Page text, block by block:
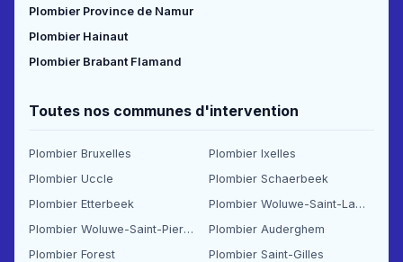
Plombier Province de Namur
Plombier Hainaut
Plombier Brabant Flamand
Toutes nos communes d'intervention
Plombier Bruxelles
Plombier Ixelles
Plombier Uccle
Plombier Schaerbeek
Plombier Etterbeek
Plombier Woluwe-Saint-Lambert
Plombier Woluwe-Saint-Pierre
Plombier Auderghem
Plombier Forest
Plombier Saint-Gilles